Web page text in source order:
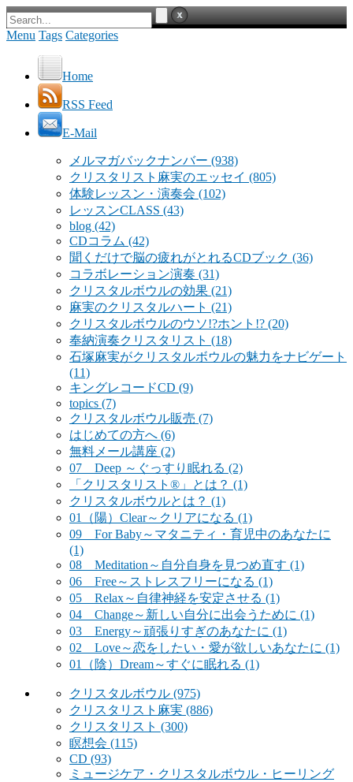
Menu Tags Categories
Home
RSS Feed
E-Mail
メルマガバックナンバー (938)
クリスタリスト麻実のエッセイ (805)
体験レッスン・演奏会 (102)
レッスンCLASS (43)
blog (42)
CDコラム (42)
聞くだけで脳の疲れがとれるCDブック (36)
コラボレーション演奏 (31)
クリスタルボウルの効果 (21)
麻実のクリスタルハート (21)
クリスタルボウルのウソ!?ホント!? (20)
奉納演奏クリスタリスト (18)
石塚麻実がクリスタルボウルの魅力をナビゲート
(11)
キングレコードCD (9)
topics (7)
クリスタルボウル販売 (7)
はじめての方へ (6)
無料メール講座 (2)
07 Deep ～ぐっすり眠れる (2)
「クリスタリスト®」とは？ (1)
クリスタルボウルとは？ (1)
01（陽）Clear～クリアになる (1)
09 For Baby～マタニティ・育児中のあなたに
(1)
08 Meditation～自分自身を見つめ直す (1)
06 Free～ストレスフリーになる (1)
05 Relax～自律神経を安定させる (1)
04 Change～新しい自分に出会うために (1)
03 Energy～頑張りすぎのあなたに (1)
02 Love～恋をしたい・愛が欲しいあなたに (1)
01（陰）Dream～すぐに眠れる (1)
クリスタルボウル (975)
クリスタリスト麻実 (886)
クリスタリスト (300)
瞑想会 (115)
CD (93)
ミュージケア・クリスタルボウル・ヒーリング